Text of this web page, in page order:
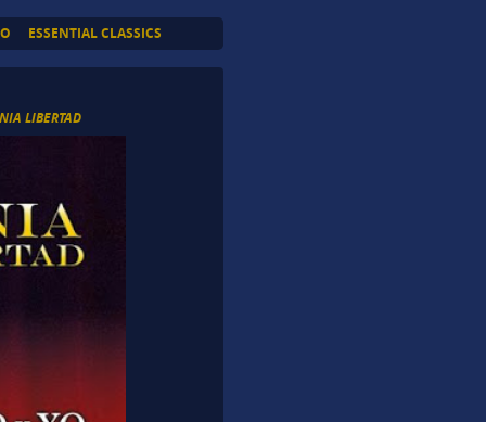
ESSENTIAL CLASSICS
LIBERTAD